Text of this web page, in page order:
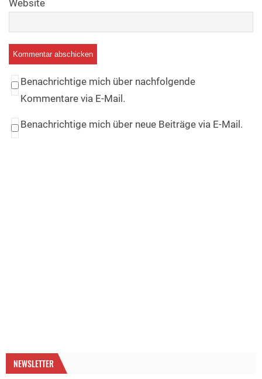
Website
Benachrichtige mich über nachfolgende
Kommentare via E-Mail.
Benachrichtige mich über neue Beiträge via E-Mail.
NEWSLETTER